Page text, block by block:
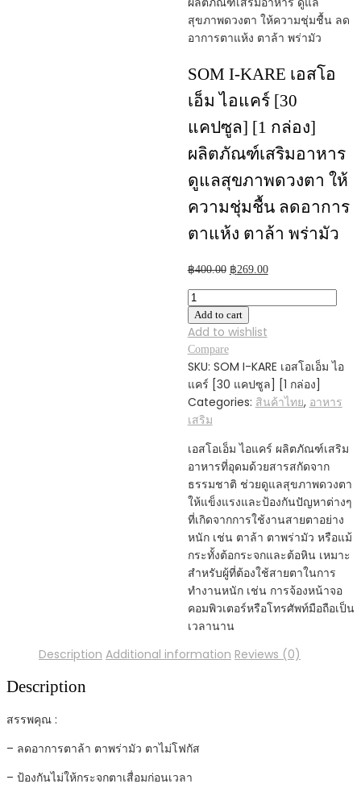
สุขภาพดวงตา ให้ความชุ่มชื้น ลด
อาการตาแห้ง ตาล้า พร่ามัว
SOM I-KARE เอสโอ
เอ็ม ไอแคร์ [30
แคปซูล] [1 กล่อง]
ผลิตภัณฑ์เสริมอาหาร
ดูแลสุขภาพดวงตา ให้
ความชุ่มชื้น ลดอาการ
ตาแห้ง ตาล้า พร่ามัว
฿400.00 Original
was:
฿400.00.
฿269.00Current
is:
SOM
I-
KARE
เอ
ส
โอ
เอ็ม
ไอ
[30
แคปซูล]
[1
กล่อง]
ผลิตภัณฑ์
เสริม
อาหาร
ดูแล
สุขภาพ
ดวงตา
ให้
ความ
ชุ่ม
แห้ง
ตา
Add to cart
Add to wishlist
Compare
SKU: SOM I-KARE เอสโอเอ็ม ไอ
แคร์ [30 แคปซูล] [1 กล่อง]
Categories: สินค้าไทย, อาหาร
เสริม
เอสโอเอ็ม ไอแคร์ ผลิตภัณฑ์เสริม
อาหารที่อุดมด้วยสารสกัดจาก
ธรรมชาติ ช่วยดูแลสุขภาพดวงตา
ให้แข็งแรงและป้องกันปัญหาต่างๆ
ที่เกิดจากการใช้งานสายตาอย่าง
หนัก เช่น ตาล้า ตาพร่ามัว หรือแม้
กระทั้งต้อกระจกและต้อหิน เหมาะ
สำหรับผู้ที่ต้องใช้สายตาในการ
ทำงานหนัก เช่น การจ้องหน้าจอ
คอมพิวเตอร์หรือโทรศัพท์มือถือเป็น
เวลานาน
Description Additional information Reviews (0)
Description
สรรพคุณ :
– ลดอาการตาล้า ตาพร่ามัว ตาไม่โฟกัส
– ป้องกันไม่ให้กระจกตาเสื่อมก่อนเวลา